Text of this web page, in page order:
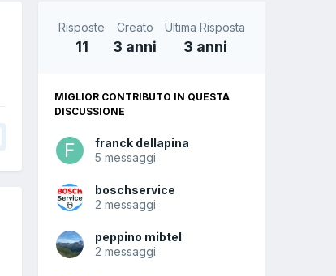
Risposte
11
Creato
3 anni
Ultima Risposta
3 anni
MIGLIOR CONTRIBUTO IN QUESTA
DISCUSSIONE
franck dellapina
5 messaggi
boschservice
2 messaggi
peppino mibtel
2 messaggi